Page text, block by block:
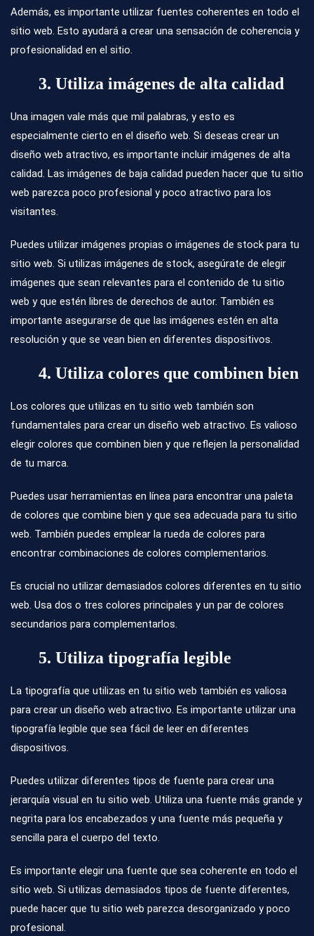
Además, es importante utilizar fuentes coherentes en todo el
sitio web. Esto ayudará a crear una sensación de coherencia y
profesionalidad en el sitio.
3. Utiliza imágenes de alta calidad
Una imagen vale más que mil palabras, y esto es
especialmente cierto en el diseño web. Si deseas crear un
diseño web atractivo, es importante incluir imágenes de alta
calidad. Las imágenes de baja calidad pueden hacer que tu sitio
web parezca poco profesional y poco atractivo para los
visitantes.
Puedes utilizar imágenes propias o imágenes de stock para tu
sitio web. Si utilizas imágenes de stock, asegúrate de elegir
imágenes que sean relevantes para el contenido de tu sitio
web y que estén libres de derechos de autor. También es
importante asegurarse de que las imágenes estén en alta
resolución y que se vean bien en diferentes dispositivos.
4. Utiliza colores que combinen bien
Los colores que utilizas en tu sitio web también son
fundamentales para crear un diseño web atractivo. Es valioso
elegir colores que combinen bien y que reflejen la personalidad
de tu marca.
Puedes usar herramientas en línea para encontrar una paleta
de colores que combine bien y que sea adecuada para tu sitio
web. También puedes emplear la rueda de colores para
encontrar combinaciones de colores complementarios.
Es crucial no utilizar demasiados colores diferentes en tu sitio
web. Usa dos o tres colores principales y un par de colores
secundarios para complementarlos.
5. Utiliza tipografía legible
La tipografía que utilizas en tu sitio web también es valiosa
para crear un diseño web atractivo. Es importante utilizar una
tipografía legible que sea fácil de leer en diferentes
dispositivos.
Puedes utilizar diferentes tipos de fuente para crear una
jerarquía visual en tu sitio web. Utiliza una fuente más grande y
negrita para los encabezados y una fuente más pequeña y
sencilla para el cuerpo del texto.
Es importante elegir una fuente que sea coherente en todo el
sitio web. Si utilizas demasiados tipos de fuente diferentes,
puede hacer que tu sitio web parezca desorganizado y poco
profesional.